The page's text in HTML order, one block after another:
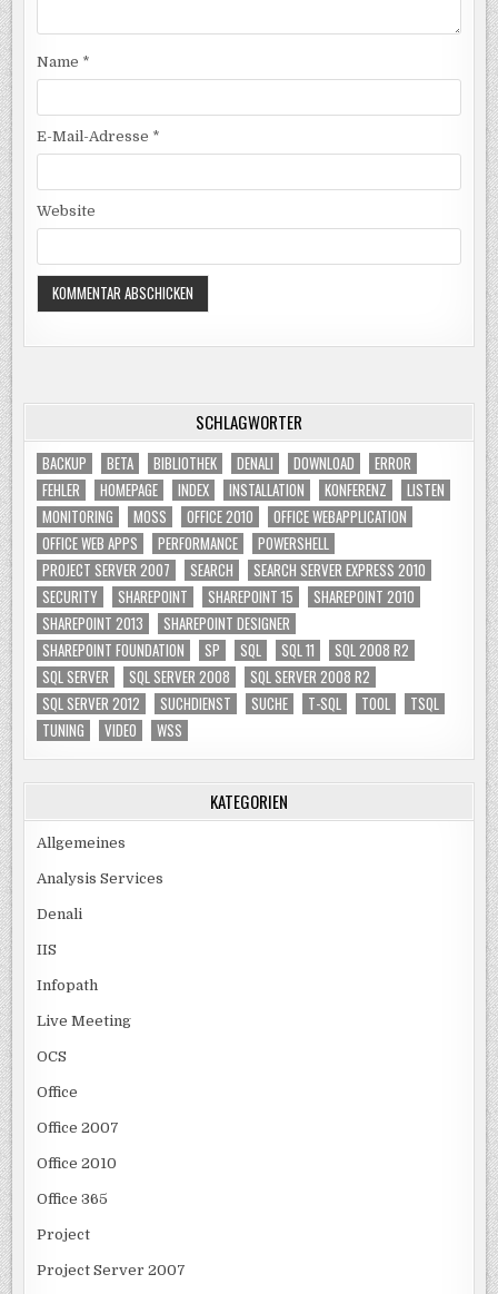
Name *
E-Mail-Adresse *
Website
SCHLAGWÖRTER
BACKUP BETA BIBLIOTHEK DENALI DOWNLOAD
ERROR
FEHLER
HOMEPAGE INDEX INSTALLATION KONFERENZ
LISTEN
MONITORING
MOSS OFFICE 2010
OFFICE WEBAPPLICATION
OFFICE WEB APPS
PERFORMANCE
POWERSHELL
PROJECT SERVER 2007
SEARCH
SEARCH SERVER EXPRESS 2010
SECURITY
SHAREPOINT SHAREPOINT 15
SHAREPOINT 2010
SHAREPOINT 2013
SHAREPOINT DESIGNER
SHAREPOINT FOUNDATION
SP SQL SQL 11
SQL 2008 R2
SQL SERVER
SQL SERVER 2008
SQL SERVER 2008 R2
SQL SERVER 2012
SUCHDIENST SUCHE T-SQL TOOL
TSQL
TUNING
VIDEO WSS
KATEGORIEN
Allgemeines
Analysis Services
Denali
IIS
Infopath
Live Meeting
OCS
Office
Office 2007
Office 2010
Office 365
Project
Project Server 2007